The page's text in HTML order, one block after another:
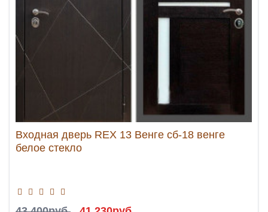
Входная дверь REX 13 Венге сб-18 венге
белое стекло